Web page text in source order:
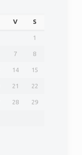
V S
1
7 8
14 15
21 22
28 29